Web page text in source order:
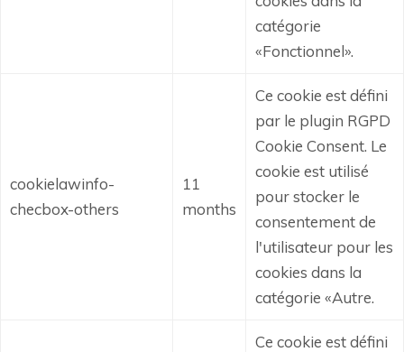
catégorie
«Fonctionnel».
cookielawinfo-
checbox-others
11
months
Ce cookie est défini
par le plugin RGPD
Cookie Consent. Le
cookie est utilisé
pour stocker le
consentement de
l'utilisateur pour les
cookies dans la
catégorie «Autre.
Ce cookie est défini